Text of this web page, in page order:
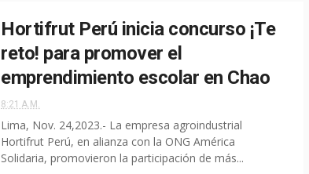
Hortifrut Perú inicia concurso ¡Te
reto! para promover el
emprendimiento escolar en Chao
8:21 A.M.
Lima, Nov. 24,2023.- La empresa agroindustrial
Hortifrut Perú, en alianza con la ONG América
Solidaria, promovieron la participación de más...